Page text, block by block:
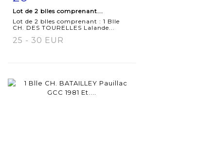
Lot de 2 blles comprenant...
Lot de 2 blles comprenant : 1 Blle
CH. DES TOURELLES Lalande...
25 - 30 EUR